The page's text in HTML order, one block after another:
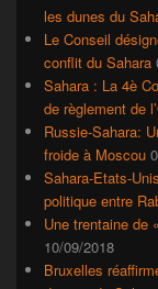
les dunes du
Le Conseil
conflit du Sahara
Sahara : La 4è
de règlement de
Russie-Sahara:
froide à Moscou
Sahara-Etats-
politique entre
Une trentaine de
10/09/2018
Bruxelles